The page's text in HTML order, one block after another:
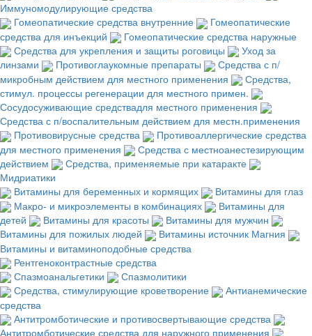
Иммуномодулирующие средства
Гомеопатические средства внутренние
Гомеопатические
средства для инъекций
Гомеопатические средства наружные
Средства для укрепления и защиты роговицы
Уход за
линзами
Противоглаукомные препараты
Средства с п/
микробным действием для местного применения
Средства,
стимул. процессы регенерации для местного примен.
Сосудосуживающие средствадля местного применения
Средства с п/воспалительным действием для местн.применения
Противовирусные средства
Противоаллергические средства
для местного применения
Средства с местноанестезирующим
действием
Средства, применяемые при катаракте
Мидриатики
Витамины для беременных и кормящих
Витамины для глаз
Макро- и микроэлементы в комбинациях
Витамины для
детей
Витамины для красоты
Витамины для мужчин
Витамины для пожилых людей
Витамины источник Магния
Витамины и витаминоподобные средства
Рентгеноконтрастные средства
Спазмоанальгетики
Спазмолитики
Средства, стимулирующие кроветворение
Антианемические
средства
Антитромботические и противосвертывающие средства
Антитромботические средства для наружного применения